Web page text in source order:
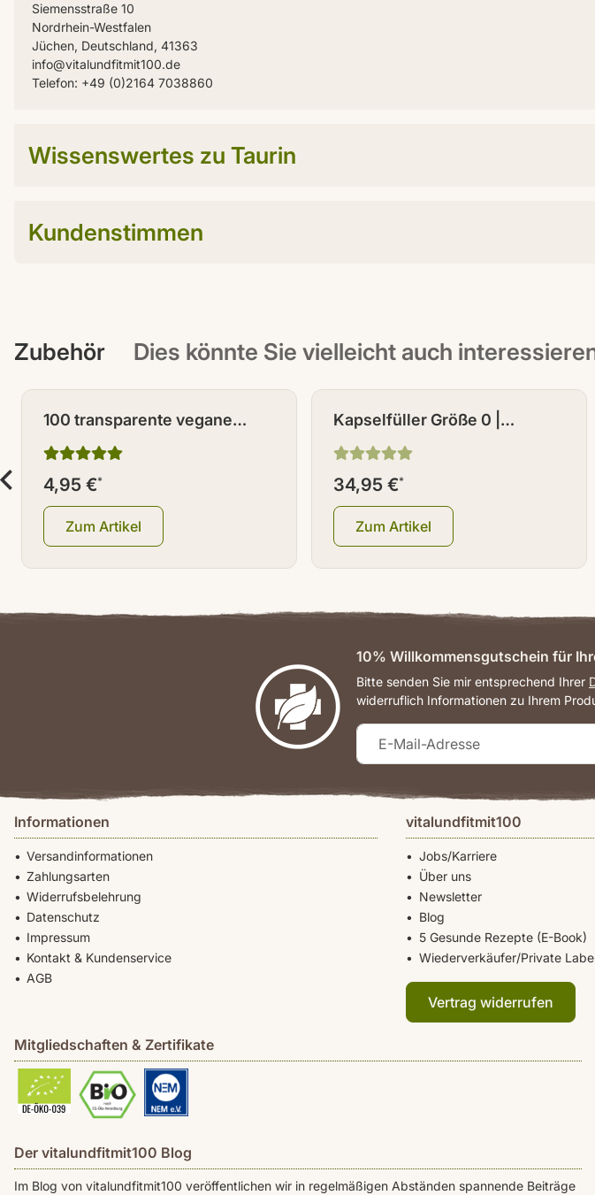
Siemensstraße 10
Nordrhein-Westfalen
Jüchen, Deutschland, 41363
info@vitalundfitmit100.de
Telefon: +49 (0)2164 7038860
Wissenswertes zu Taurin
Kundenstimmen
Zubehör Dies könnte Sie vielleicht auch
100 transparente vegane
Kapseln / Leerkapseln Größe
4,95 €*
Zum Artikel
Kapselfüller Größe 0 |
Standard 50
34,95 €*
Zum Artikel
Informationen
Versandinformationen
Zahlungsarten
Widerrufsbelehrung
Datenschutz
Impressum
Kontakt & Kundenservice
AGB
vitalundfitmit100
Jobs/Karriere
Über uns
Newsletter
Blog
5 Gesunde Rezepte (E-Book)
Wiederverkäufer/Private
Vertrag widerrufen
Mitgliedschaften & Zertifikate
Der vitalundfitmit100 Blog
Im Blog von vitalundfitmit100 veröffentlichen wir in regelmäßigen Abständen spannende Beiträge
10% Willkommensgutschein für
Bitte senden Sie mir entsprechend Ihrer
widerruflich Informationen zu Ihrem